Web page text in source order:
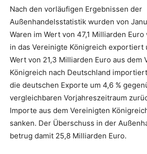
Nach den vorläufigen Ergebnissen der
Außenhandelsstatistik wurden von
Waren im Wert von 47,1 Milliarden
in das Vereinigte Königreich exportiert
Wert von 21,3 Milliarden Euro aus dem
Königreich nach Deutschland
die deutschen Exporte um 4,6 %
vergleichbaren Vorjahreszeitraum
Importe aus dem Vereinigten
sanken. Der Überschuss in der
betrug damit 25,8 Milliarden Euro.